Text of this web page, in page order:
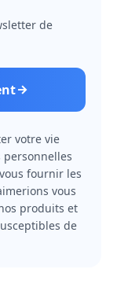
de
votre vie
personnelles
fournir les
vous
produits et
de